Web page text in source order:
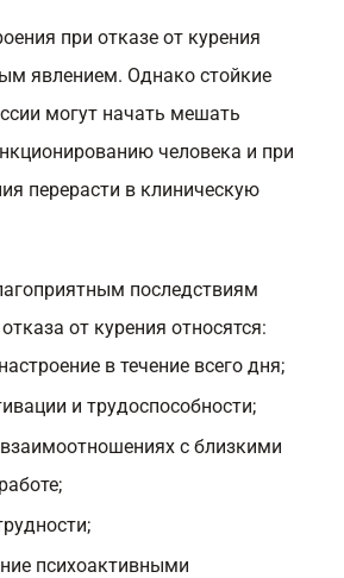
при отказе от курения
явлением. Однако стойкие
могут начать мешать
человека и при
перерасти в клиническую
последствиям
от курения относятся:
в течение всего дня;
и трудоспособности;
с близкими
психоактивными